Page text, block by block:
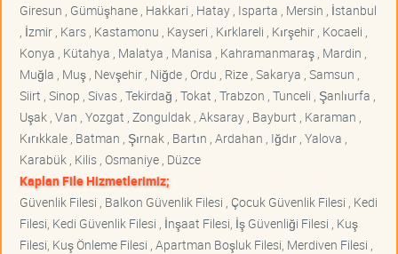
Giresun , Gümüşhane , Hakkari , Hatay , Isparta , Mersin , İstanbul
, İzmir , Kars , Kastamonu , Kayseri , Kırklareli , Kırşehir , Kocaeli ,
Konya , Kütahya , Malatya , Manisa , Kahramanmaraş , Mardin ,
Muğla , Muş , Nevşehir , Niğde , Ordu , Rize , Sakarya , Samsun ,
Siirt , Sinop , Sivas , Tekirdağ , Tokat , Trabzon , Tunceli , Şanlıurfa ,
Uşak , Van , Yozgat , Zonguldak , Aksaray , Bayburt , Karaman ,
Kırıkkale , Batman , Şırnak , Bartın , Ardahan , Iğdır , Yalova ,
Karabük , Kilis , Osmaniye , Düzce
Kaplan File Hizmetlerimiz;
Güvenlik Filesi , Balkon Güvenlik Filesi , Çocuk Güvenlik Filesi , Kedi
Filesi, Kedi Güvenlik Filesi , İnşaat Filesi, İş Güvenliği Filesi , Kuş
Filesi, Kuş Önleme Filesi , Apartman Boşluk Filesi, Merdiven Filesi ,